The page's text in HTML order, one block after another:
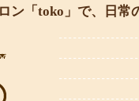
ン「toko」で、日常